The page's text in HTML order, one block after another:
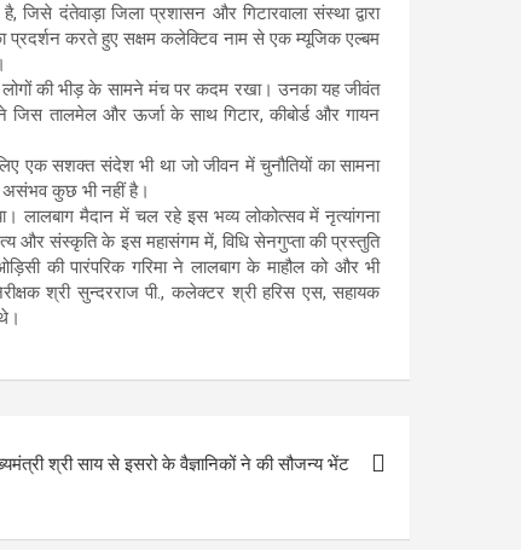
दंतेवाड़ा जिला प्रशासन और गिटारवाला संस्था द्वारा
प्रदर्शन करते हुए सक्षम कलेक्टिव नाम से एक म्यूजिक एल्बम
की भीड़ के सामने मंच पर कदम रखा। उनका यह जीवंत
तालमेल और ऊर्जा के साथ गिटार, कीबोर्ड और गायन
एक सशक्त संदेश भी था जो जीवन में चुनौतियों का सामना
असंभव कुछ भी नहीं है।
लालबाग मैदान में चल रहे इस भव्य लोकोत्सव में नृत्यांगना
और संस्कृति के इस महासंगम में, विधि सेनगुप्ता की प्रस्तुति
की पारंपरिक गरिमा ने लालबाग के माहौल को और भी
श्री सुन्दरराज पी., कलेक्टर श्री हरिस एस, सहायक
श्री साय से इसरो के वैज्ञानिकों ने की सौजन्य भेंट